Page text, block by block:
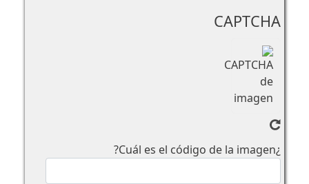
CAPTCHA
¿Cuál es el código de la imagen?